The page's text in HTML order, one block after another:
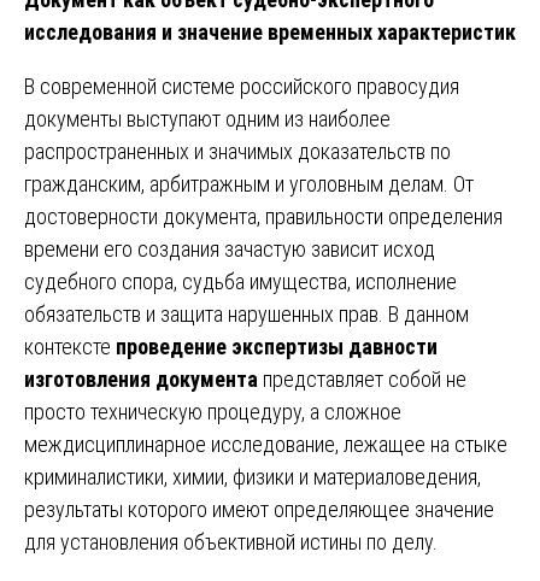
исследования и значение временных характеристик
В современной системе российского правосудия
документы выступают одним из наиболее
распространенных и значимых доказательств по
гражданским, арбитражным и уголовным делам. От
достоверности документа, правильности определения
времени его создания зачастую зависит исход
судебного спора, судьба имущества, исполнение
обязательств и защита нарушенных прав. В данном
контексте проведение экспертизы давности
изготовления документа представляет собой не
просто техническую процедуру, а сложное
междисциплинарное исследование, лежащее на стыке
криминалистики, химии, физики и материаловедения,
результаты которого имеют определяющее значение
для установления объективной истины по делу.